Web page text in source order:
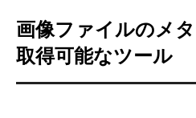
画像ファイルのメ
取得可能なツール